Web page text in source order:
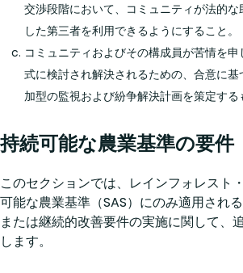
交渉段階において、コミュニティが法的
した第三者を利用できるようにすること。
コミュニティおよびその構成員が苦情を
式に検討され解決されるための、合意に
加型の監視および紛争解決計画を策定する
持続可能な農業基準の要件
このセクションでは、レインフォレスト
可能な農業基準（SAS）にのみ適用され
または継続的改善要件の実施に関して、
します。